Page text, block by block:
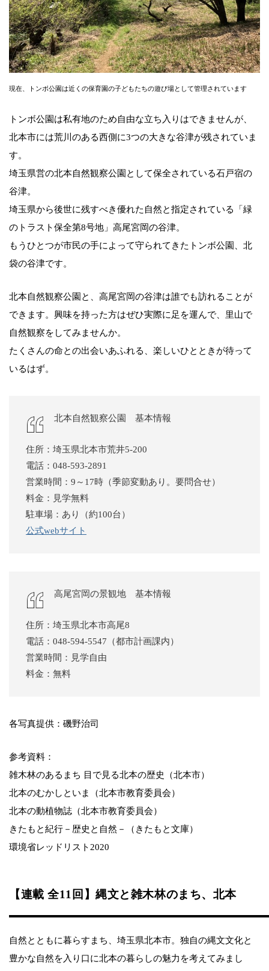
現在、トンボ公園は近くの保育園の子どもたちの遊び場として管理されています
トンボ公園は私有地のため自由な立ち入りはできませんが、
北本市には荒川のある西側に3つの大きな谷津が残されていま
す。
埼玉県営の北本自然観察公園として保全されている石戸宿の
谷津。
埼玉県から後世に残すべき優れた自然と指定されている「緑
のトラスト保全第8号地」高尾宮岡の谷津。
もうひとつが市民の手によって守られてきたトンボ公園、北
袋の谷津です。
北本自然観察公園と、高尾宮岡の谷津は誰でも訪れることが
できます。興味を持った方はぜひ実際に足を運んで、里山で
自然観察をしてみませんか。
たくさんの命との出会いあふれる、楽しいひとときが待って
いるはず。
北本自然観察公園 基本情報
住所：埼玉県北本市荒井5-200
電話：048-593-2891
営業時間：9～17時（季節変動あり。要問合せ）
料金：見学無料
駐車場：あり（約100台）
公式webサイト
高尾宮岡の景観地 基本情報
住所：埼玉県北本市高尾8
電話：048-594-5547（都市計画課内）
営業時間：見学自由
料金：無料
各写真提供：磯野治司
参考資料：
雑木林のあるまち 目で見る北本の歴史（北本市）
北本のむかしといま（北本市教育委員会）
北本の動植物誌（北本市教育委員会）
きたもと紀行－歴史と自然－（きたもと文庫）
環境省レッドリスト2020
【連載 全11回】縄文と雑木林のまち、北本
自然とともに暮らすまち、埼玉県北本市。独自の縄文文化と
豊かな自然を入り口に北本の暮らしの魅力を考えてみまし